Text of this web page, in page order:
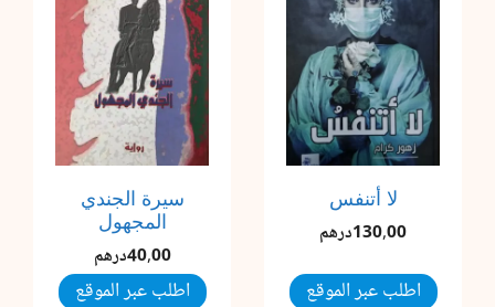
لا أتنفس
130,00درهم
اطلب عبر الموقع
سيرة الجندي
المجهول
40,00درهم
اطلب عبر الموقع